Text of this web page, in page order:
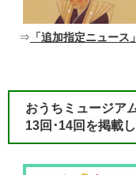
⇒ 「追加指定ニュース」
おうちミュージア
13回･14回を掲載